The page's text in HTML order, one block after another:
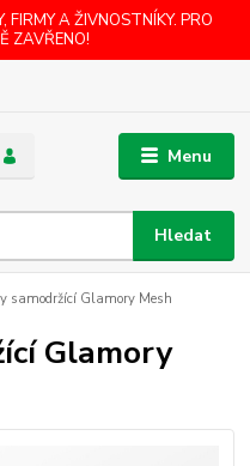
FIRMY A ŽIVNOSTNÍKY. PRO
ZAVŘENO!
Menu
Hledat
samodržící Glamory Mesh
Glamory